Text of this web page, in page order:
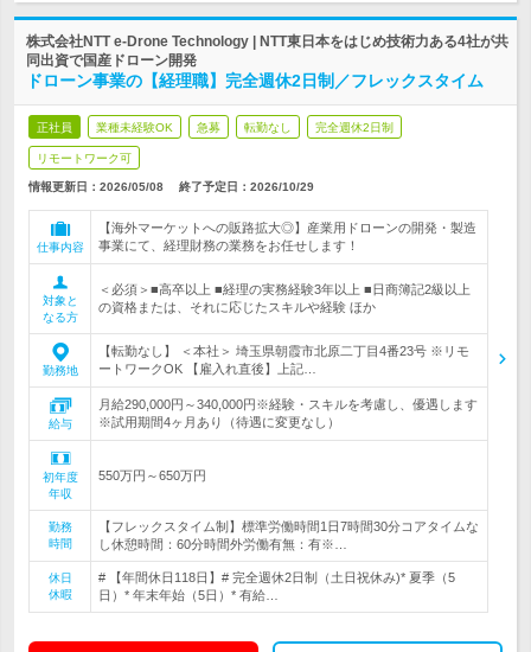
株式会社NTT e-Drone Technology | NTT東日本をはじめ技術力ある4社が共
同出資で国産ドローン開発
ドローン事業の【経理職】完全週休2日制／フレックスタイム
正社員 業種未経験OK 急募 転勤なし 完全週休2日制
リモートワーク可
情報更新日：2026/05/08 終了予定日： 2026/10/29
仕事内容
【海外マーケットへの販路拡大◎】産業用ドローンの開発・製造
事業にて、経理財務の業務をお任せします！
対象と
なる方
＜必須＞■高卒以上 ■経理の実務経験3年以上 ■日商簿記2級以上
の資格または、それに応じたスキルや経験 ほか
勤務地
【転勤なし】 ＜本社＞ 埼玉県朝霞市北原二丁目4番23号 ※リモ
ートワークOK 【雇入れ直後】上記…
給与
月給290,000円～340,000円※経験・スキルを考慮し、優遇します
※試用期間4ヶ月あり（待遇に変更なし）
初年度
年収
550万円～650万円
勤務
時間
【フレックスタイム制】標準労働時間1日7時間30分コアタイムな
し休憩時間：60分時間外労働有無：有※…
休日
休暇
# 【年間休日118日】# 完全週休2日制（土日祝休み)* 夏季（5
日）* 年末年始（5日）* 有給…